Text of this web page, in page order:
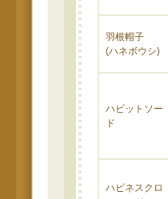
羽根帽子
(ハネボウシ)
ハビットソー
ド
ハピネスクロ